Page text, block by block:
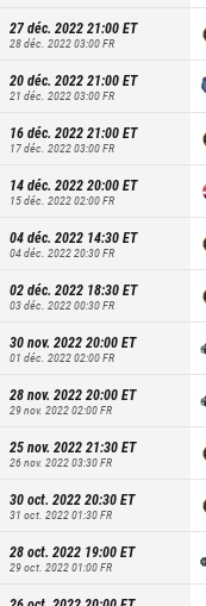
27 déc. 2022 21:00ET
28 déc. 2022 03:00FR
20 déc. 2022 21:00ET
21 déc. 2022 03:00FR
16 déc. 2022 21:00ET
17 déc. 2022 03:00FR
14 déc. 2022 20:00ET
15 déc. 2022 02:00FR
04 déc. 2022 14:30ET
04 déc. 2022 20:30FR
02 déc. 2022 18:30ET
03 déc. 2022 00:30FR
30 nov. 2022 20:00ET
01 déc. 2022 02:00FR
28 nov. 2022 20:00ET
29 nov. 2022 02:00FR
25 nov. 2022 21:30ET
26 nov. 2022 03:30FR
30 oct. 2022 20:30ET
31 oct. 2022 01:30FR
28 oct. 2022 19:00ET
29 oct. 2022 01:00FR